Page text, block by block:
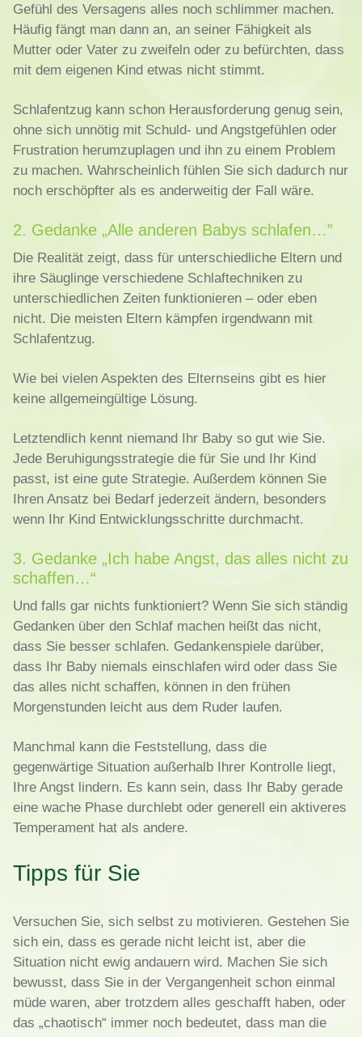
Gefühl des Versagens alles noch schlimmer machen.
Häufig fängt man dann an, an seiner Fähigkeit als
Mutter oder Vater zu zweifeln oder zu befürchten, dass
mit dem eigenen Kind etwas nicht stimmt.
Schlafentzug kann schon Herausforderung genug sein,
ohne sich unnötig mit Schuld- und Angstgefühlen oder
Frustration herumzuplagen und ihn zu einem Problem
zu machen. Wahrscheinlich fühlen Sie sich dadurch nur
noch erschöpfter als es anderweitig der Fall wäre.
2. Gedanke „Alle anderen Babys schlafen…”
Die Realität zeigt, dass für unterschiedliche Eltern und
ihre Säuglinge verschiedene Schlaftechniken zu
unterschiedlichen Zeiten funktionieren – oder eben
nicht. Die meisten Eltern kämpfen irgendwann mit
Schlafentzug.
Wie bei vielen Aspekten des Elternseins gibt es hier
keine allgemeingültige Lösung.
Letztendlich kennt niemand Ihr Baby so gut wie Sie.
Jede Beruhigungsstrategie die für Sie und Ihr Kind
passt, ist eine gute Strategie. Außerdem können Sie
Ihren Ansatz bei Bedarf jederzeit ändern, besonders
wenn Ihr Kind Entwicklungsschritte durchmacht.
3. Gedanke „Ich habe Angst, das alles nicht zu
schaffen…“
Und falls gar nichts funktioniert? Wenn Sie sich ständig
Gedanken über den Schlaf machen heißt das nicht,
dass Sie besser schlafen. Gedankenspiele darüber,
dass Ihr Baby niemals einschlafen wird oder dass Sie
das alles nicht schaffen, können in den frühen
Morgenstunden leicht aus dem Ruder laufen.
Manchmal kann die Feststellung, dass die
gegenwärtige Situation außerhalb Ihrer Kontrolle liegt,
Ihre Angst lindern. Es kann sein, dass Ihr Baby gerade
eine wache Phase durchlebt oder generell ein aktiveres
Temperament hat als andere.
Tipps für Sie
Versuchen Sie, sich selbst zu motivieren. Gestehen Sie
sich ein, dass es gerade nicht leicht ist, aber die
Situation nicht ewig andauern wird. Machen Sie sich
bewusst, dass Sie in der Vergangenheit schon einmal
müde waren, aber trotzdem alles geschafft haben, oder
das „chaotisch“ immer noch bedeutet, dass man die